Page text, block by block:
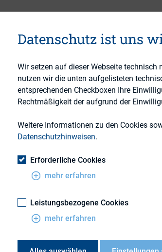
Themengebiete
Publikationsform
Am 30. Oktober 2018 tritt
Kraft. Ab diesem Zeitpunkt
Veröffentlichungsplattform
Datenschutz ist uns
Wir setzen auf dieser Webseite technisch
nutzen wir die unten aufgelisteten
entsprechenden Checkboxen Ihre
Rechtmäßigkeit der aufgrund der
Weitere Informationen zu den Cookies
Datenschutzhinweisen.
Erforderliche Cookies
mehr erfahren
Leistungsbezogene Cookies
mehr erfahren